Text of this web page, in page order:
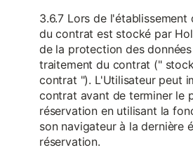
3.6.7 Lors de
du contrat est stocké par
de la protection des
traitement du contrat ("
contrat "). L'Utilisateur peut
contrat avant de terminer le
réservation en utilisant la
son navigateur à la dernière
réservation.